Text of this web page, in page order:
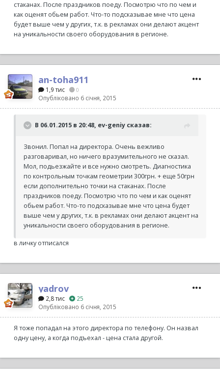
стаканах. После праздников поеду. Посмотрю что по чем и
как оценят обьем работ. Что-то подсказывае мне что цена
будет выше чем у других, т.к. в рекламах они делают акцент
на уникальности своего оборудования в регионе.
an-toha911
1,9 тис 0
Опубліковано 6 січня, 2015
В 06.01.2015 в 20:48, ev-geniy сказав:
Звонил. Попал на директора. Очень вежливо
разговаривал, но ничего вразумительного не сказал.
Мол, подьезжайте и все нужно смотреть. Диагностика
по контрольным точкам геометрии 300грн. + еще 50грн
если дополнительно точки на стаканах. После
праздников поеду. Посмотрю что по чем и как оценят
обьем работ. Что-то подсказывае мне что цена будет
выше чем у других, т.к. в рекламах они делают акцент на
уникальности своего оборудования в регионе.
в личку отписался
yadrov
2,8 тис
25
Опубліковано 6 січня, 2015
Я тоже попадал на этого директора по телефону. Он назвал
одну цену, а когда подъехал - цена стала другой.